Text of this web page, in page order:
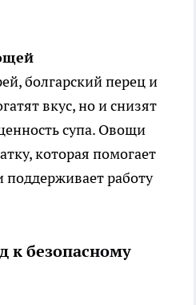
болгарский перец и
вкус, но и снизят
супа. Овощи
которая помогает
работу
к безопасному